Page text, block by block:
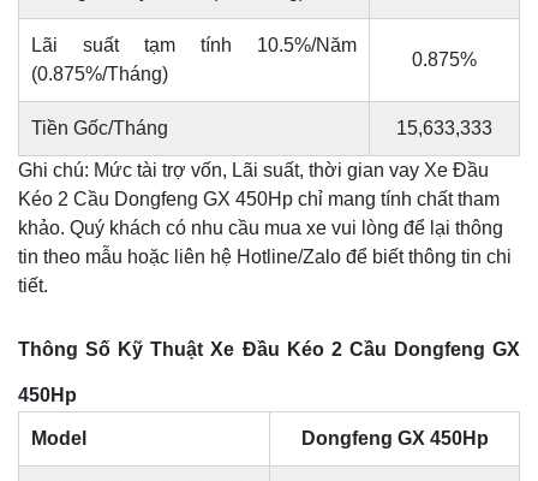
Lãi suất tạm tính 10.5%/Năm
(0.875%/Tháng)
0.875%
Tiền Gốc/Tháng 15,633,333
Ghi chú: Mức tài trợ vốn, Lãi suất, thời gian vay Xe Đầu
Kéo 2 Cầu Dongfeng GX 450Hp chỉ mang tính chất tham
khảo. Quý khách có nhu cầu mua xe vui lòng để lại thông
tin theo mẫu hoặc liên hệ Hotline/Zalo để biết thông tin chi
tiết.
Thông Số Kỹ Thuật Xe Đầu Kéo 2 Cầu Dongfeng GX
450Hp
Model Dongfeng GX 450Hp